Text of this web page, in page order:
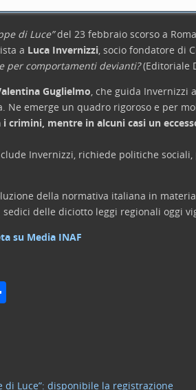
di Luce”del 23 febbraio scorso a Roma,
a Luca Invernizzi , socio fondatore di
per comportamenti devianti?(Editoriale
Guglielmo , che guida
Ne emerge un quadro rigoroso e per
crimini, mentre in alcuni casi un
Invernizzi, richiede politiche
della normativa italiana in
delle diciotto leggi regionali oggi
su Media INAF
vi
di Luce”: disponibile la registrazione